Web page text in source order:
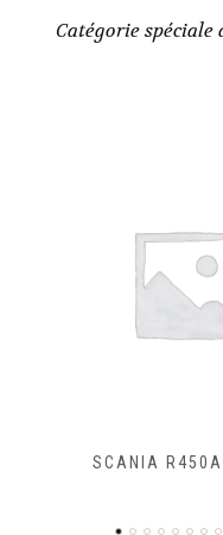
Catégorie spéciale
SCANIA